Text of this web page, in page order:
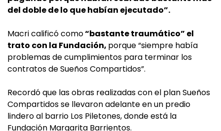
del doble de lo que habían ejecutado”.
Macri calificó como“bastante traumático” el
trato con la Fundación, porque “siempre había
problemas de cumplimientos para terminar los
contratos de Sueños Compartidos”.
Recordó que las obras realizadas con el plan Sueños
Compartidos se llevaron adelante en un predio
lindero al barrio Los Piletones, donde está la
Fundación Margarita Barrientos.